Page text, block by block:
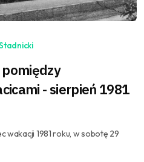
- sierpień 1981
wakacji 1981 roku, w sobotę 29